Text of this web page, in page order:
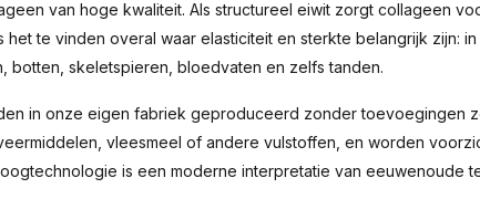
van hoge kwaliteit. Als structureel eiwit zorgt collageen
te vinden overal waar elasticiteit en sterkte belangrijk zijn: in
botten, skeletspieren, bloedvaten en zelfs tanden.
in onze eigen fabriek geproduceerd zonder toevoegingen
vleesmeel of andere vulstoffen, en worden
is een moderne interpretatie van eeuwenoude